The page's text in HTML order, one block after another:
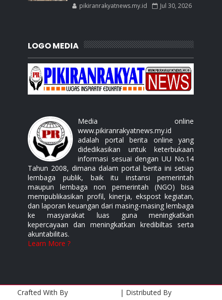
pikiranrakyatnews.my.id Jul 30, 2026
LOGO MEDIA
Media online
www.pikiranrakyatnews.my.id
adalah portal berita online yang
didedikasikan untuk keterbukaan
informasi sesuai dengan UU No.14
Tahun 2008, dimana dalam portal berita ini setiap
lembaga publik, baik itu instansi pemerintah
maupun lembaga non pemerintah (NGO) bisa
mempublikasikan profil, kinerja, ekspost kegiatan,
dan laporan keuangan dari masing-masing lembaga
ke masyarakat luas guna meningkatkan
kepercayaan dan meningkatkan kredibiltas serta
akuntabilitas.
Learn More ?
Crafted With By | Distributed By